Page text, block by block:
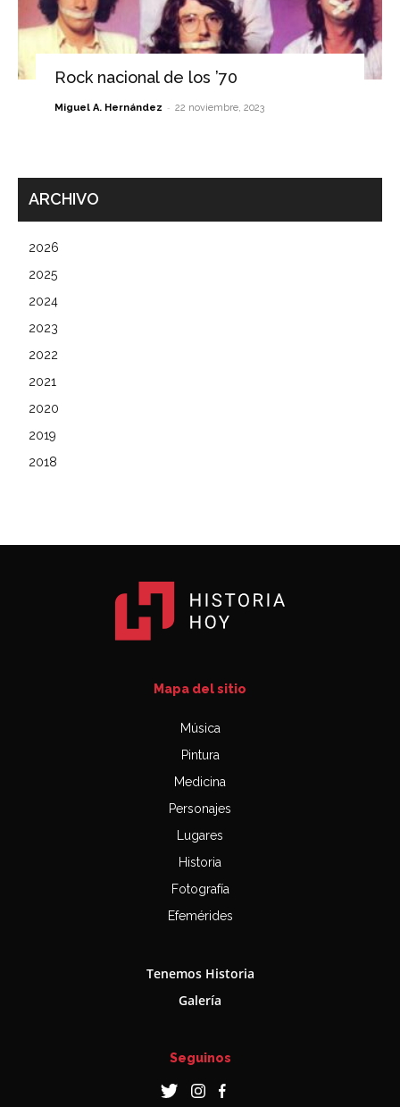
Rock nacional de los ’70
Miguel A. Hernández - 22 noviembre, 2023
ARCHIVO
2026
2025
2024
2023
2022
2021
2020
2019
2018
Mapa del sitio
Música
Pintura
Medicina
Personajes
Lugares
Historia
Fotografía
Efemérides
Tenemos Historia
Galería
Seguinos